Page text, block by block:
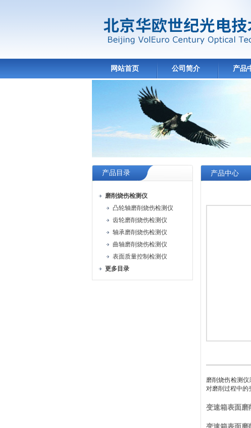
网站首页 公司简介 产品
产品目录
磨削烧伤检测仪
凸轮轴磨削烧伤检测仪
齿轮磨削烧伤检测仪
轴承磨削烧伤检测仪
曲轴磨削烧伤检测仪
表面质量控制检测仪
更多目录
产品中心
磨削烧伤检测
对磨削过程中的
变速箱表面磨